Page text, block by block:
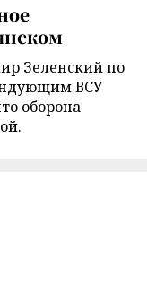
Зеленский по
ВСУ
оборона